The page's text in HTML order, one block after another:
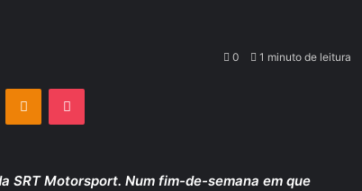
0 1 minuto de leitura
Odnoklassniki
Pocket
SRT Motorsport. Num fim-de-semana em que